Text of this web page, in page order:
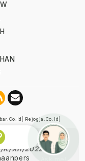
Rejogja.co.id
Pers
K/XII/2022